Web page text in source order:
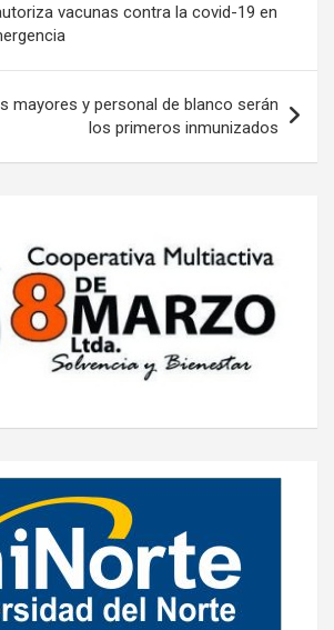
vacunas contra la covid-19 en
mayores y personal de blanco serán
los primeros inmunizados